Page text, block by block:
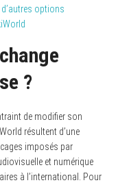
options
?
de modifier son
résultent d’une
imposés par
et numérique
à l’international. Pour